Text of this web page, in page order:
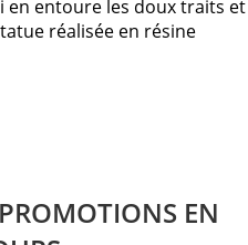
en entoure les doux traits et
réalisée en résine
EN